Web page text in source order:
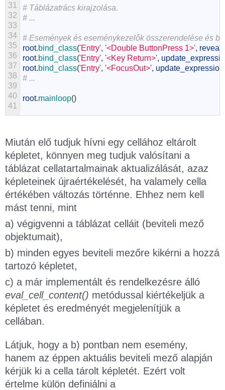
31
32
33
34
35
36
37
38
39
40
41
# Táblázatrács kirajzolása.
# ...
# Események és eseménykezelők összerendelése és
root.bind_class('Entry', '<Double ButtonPress 1>',
root.bind_class('Entry', '<Key Return>',
root.bind_class('Entry', '<FocusOut>',
# ...
root.mainloop()
Miután elő tudjuk hívni egy cellához eltárolt
képletet, könnyen meg tudjuk valósítani a
táblázat cellatartalmainak aktualizálását, azaz
képleteinek újraértékelését, ha valamely cella
értékében változás történne. Ehhez nem kell
mást tenni, mint
a) végigvenni a táblázat celláit (beviteli mező
objektumait),
b) minden egyes beviteli mezőre kikérni a hozzá
tartozó képletet,
c) a már implementált és rendelkezésre álló
eval_cell_content() metódussal kiértékeljük a
képletet és eredményét megjelenítjük a
cellában.
Látjuk, hogy a b) pontban nem esemény,
hanem az éppen aktuális beviteli mező alapján
kérjük ki a cella tárolt képletét. Ezért volt
értelme külön definiálni a